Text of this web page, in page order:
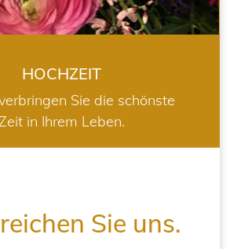
HOCHZEIT
Sie die schönste
in Ihrem Leben.
Sie uns.